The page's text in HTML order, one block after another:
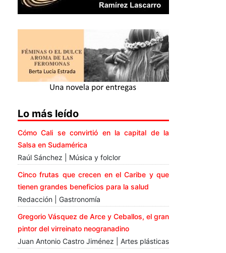
Lo más leído
Cómo Cali se convirtió en la capital de la
Salsa en Sudamérica
Raúl Sánchez | Música y folclor
Cinco frutas que crecen en el Caribe y que
tienen grandes beneficios para la salud
Redacción | Gastronomía
Gregorio Vásquez de Arce y Ceballos, el gran
pintor del virreinato neogranadino
Juan Antonio Castro Jiménez | Artes plásticas